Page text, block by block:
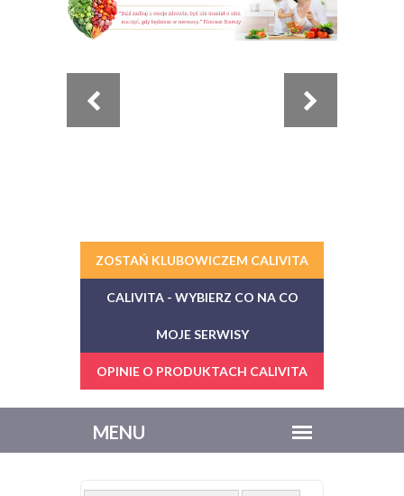
ZOSTAŃ KLUBOWICZEM CALIVITA
CALIVITA - WYBIERZ CO NA CO
MOJE SERWISY
OPINIE O PRODUKTACH CALIVITA